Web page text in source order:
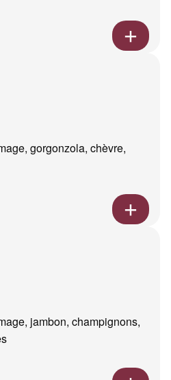
gorgonzola, chèvre,
jambon, champignons,